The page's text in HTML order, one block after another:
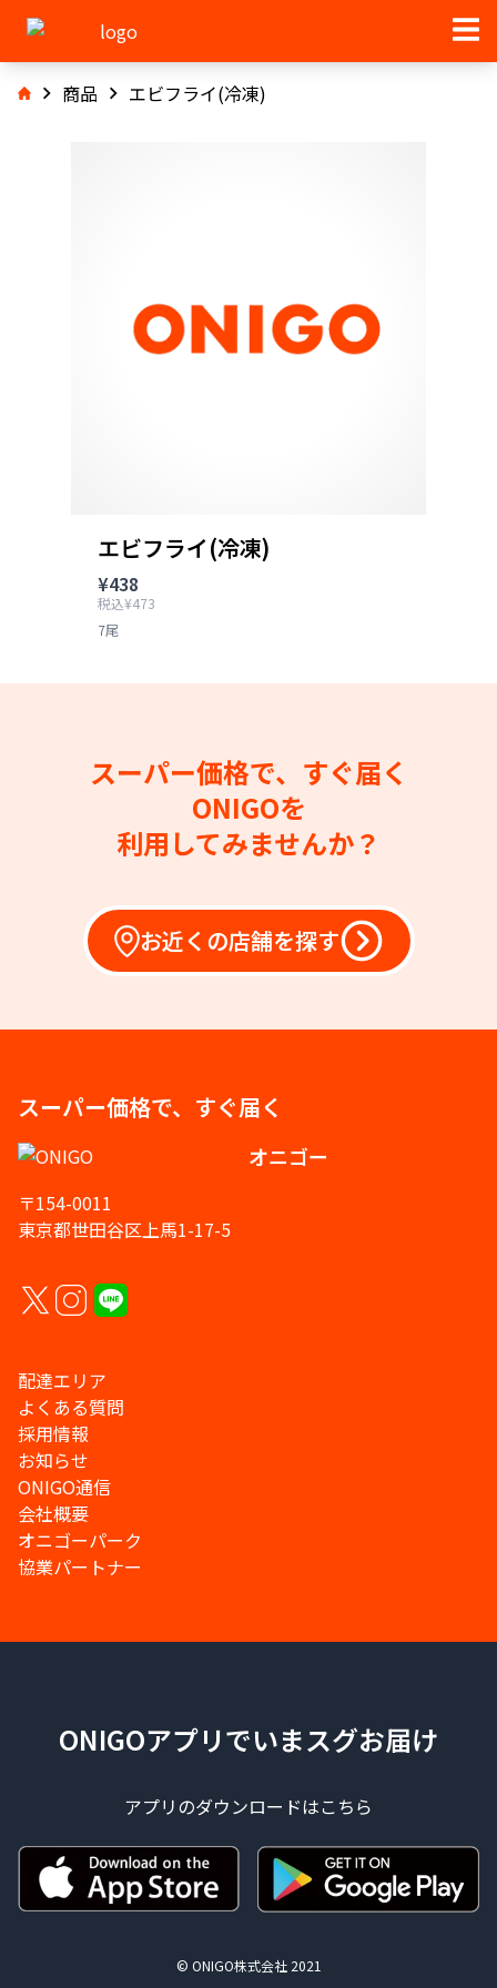
商品 エビフライ(冷凍)
エビフライ(冷凍)
¥438
税込¥473
7尾
スーパー価格で、すぐ届く
ONIGOを
利用してみませんか？
お近くの店舗を探す
スーパー価格で、すぐ届く
オニゴー
〒154-0011
東京都世田谷区上馬1-17-5
配達エリア
よくある質問
採用情報
お知らせ
ONIGO通信
会社概要
オニゴーパーク
協業パートナー
ONIGOアプリでいまスグお届け
アプリのダウンロードはこちら
© ONIGO株式会社 2021